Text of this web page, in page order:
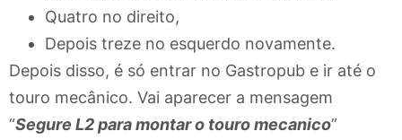
Quatro no direito,
Depois treze no esquerdo novamente.
Depois disso, é só entrar no Gastropub e ir até o
touro mecânico. Vai aparecer a mensagem
“Segure L2 para montar o touro mecanico”